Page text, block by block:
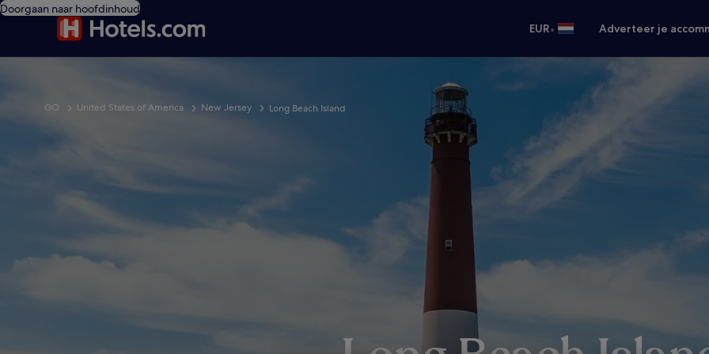
Doorgaan naar hoofdinhoud
EUR• Adverteer je
GO United States of America New Jersey Long Beach Island